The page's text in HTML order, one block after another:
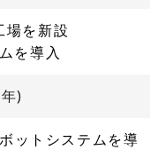
場を新設
を導入
)
ットシステムを導